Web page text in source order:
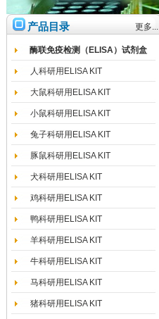
产品目录 更多...
酶联免疫检测（ELISA）试剂盒
人科研用ELISA KIT
大鼠科研用ELISA KIT
小鼠科研用ELISA KIT
兔子科研用ELISA KIT
豚鼠科研用ELISA KIT
犬科研用ELISA KIT
鸡科研用ELISA KIT
鸭科研用ELISA KIT
羊科研用ELISA KIT
牛科研用ELISA KIT
马科研用ELISA KIT
猪科研用ELISA KIT